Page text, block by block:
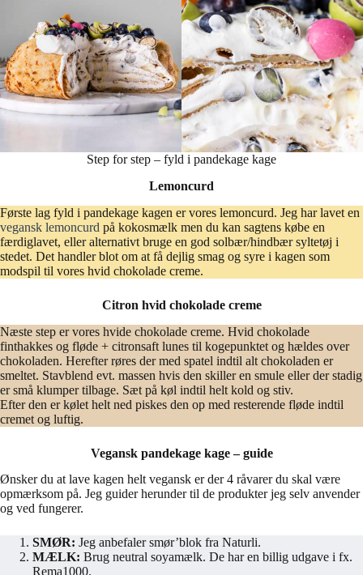
Step for step – fyld i pandekage kage
Lemoncurd
Første lag fyld i pandekage kagen er vores lemoncurd. Jeg har lavet en
vegansk lemoncurd på kokosmælk men du kan sagtens købe en
færdiglavet, eller alternativt bruge en god solbær/hindbær syltetøj i
stedet. Det handler blot om at få dejlig smag og syre i kagen som
modspil til vores hvid chokolade creme.
Citron hvid chokolade creme
Næste step er vores hvide chokolade creme. Hvid chokolade
finthakkes og fløde + citronsaft lunes til kogepunktet og hældes over
chokoladen. Herefter røres der med spatel indtil alt chokoladen er
smeltet. Stavblend evt. massen hvis den skiller en smule eller der stadig
er små klumper tilbage. Sæt på køl indtil helt kold og stiv.
Efter den er kølet helt ned piskes den op med resterende fløde indtil
cremet og luftig.
Vegansk pandekage kage – guide
Ønsker du at lave kagen helt vegansk er der 4 råvarer du skal være
opmærksom på. Jeg guider herunder til de produkter jeg selv anvender
og ved fungerer.
SMØR: Jeg anbefaler smør’blok fra Naturli.
MÆLK: Brug neutral soyamælk. De har en billig udgave i fx.
Rema1000.